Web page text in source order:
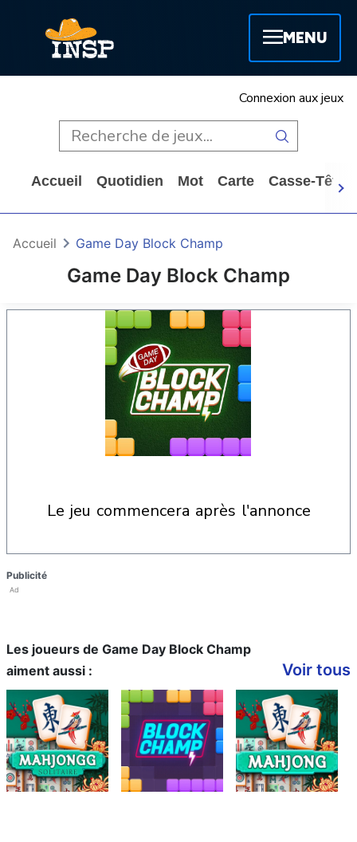
MENU
Connexion aux jeux
Accueil Quotidien Mot Carte Casse-Tête
Game Day Block Champ
Accueil Game Day Block Champ
le jeu commencera après l'annonce
Publicité
Ad
Les joueurs de Game Day Block Champ
aiment aussi :
Voir tous